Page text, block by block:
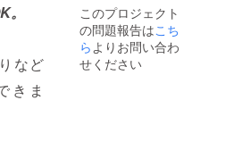
など
きま
にて一
般販売
開始予
定で
す。
生する
可能性
があり
ます。
ご了承
このプロジェクト
の問題報告はこち
ら よりお問い合わ
せください